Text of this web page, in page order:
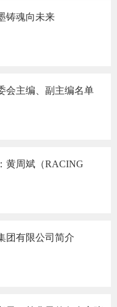
铸魂向未来
会主编、副主编名单
黄周斌（RACING
团有限公司简介